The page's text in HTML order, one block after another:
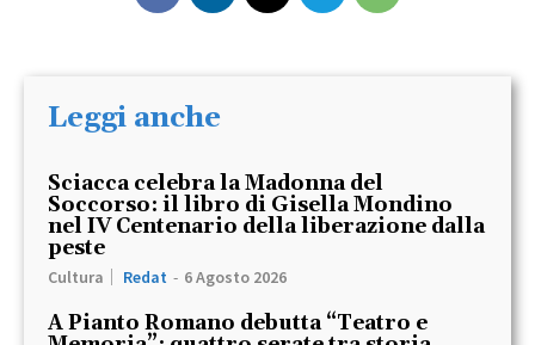
Leggi anche
Sciacca celebra la Madonna del
Soccorso: il libro di Gisella Mondino
nel IV Centenario della liberazione dalla
peste
Cultura Redat - 6 Agosto 2026
A Pianto Romano debutta “Teatro e